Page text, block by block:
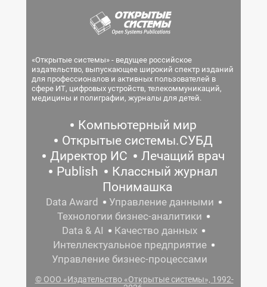
«Открытые системы» - ведущее российское
издательство, выпускающее широкий спектр изданий
для профессионалов и активных пользователей в
сфере ИТ, цифровых устройств, телекоммуникаций,
медицины и полиграфии, журналы для детей.
Компьютерный мир
Открытые системы.СУБД
Директор ИС
Лечащий врач
Publish
Классный журнал
Понимашка
Data Award
Управление данными
Технологии бизнес-аналитики
Data & AI
Качество данных
Интеллектуальное предприятие
Управление бизнес-процессами
© ООО «Издательство «Открытые системы», 1992-